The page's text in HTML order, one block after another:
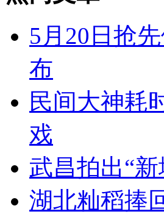
5月20日抢
布
民间大神耗
戏
武昌拍出“
湖北籼稻捧